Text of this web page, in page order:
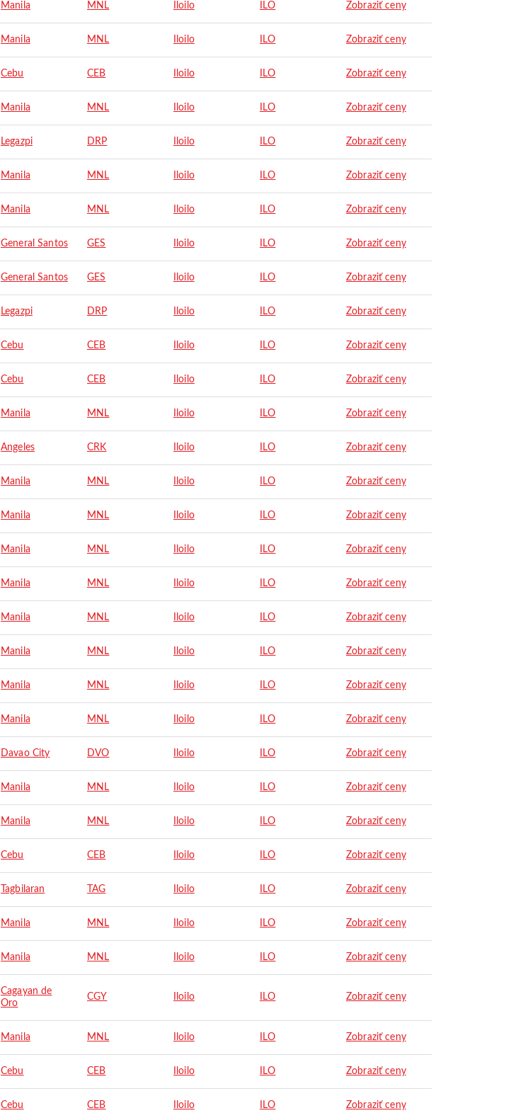
Manila MNL Iloilo ILO Zobraziť ceny
Manila MNL Iloilo ILO Zobraziť ceny
Cebu CEB Iloilo ILO Zobraziť ceny
Manila MNL Iloilo ILO Zobraziť ceny
Legazpi DRP Iloilo ILO Zobraziť ceny
Manila MNL Iloilo ILO Zobraziť ceny
Manila MNL Iloilo ILO Zobraziť ceny
General Santos GES Iloilo ILO Zobraziť ceny
General Santos GES Iloilo ILO Zobraziť ceny
Legazpi DRP Iloilo ILO Zobraziť ceny
Cebu CEB Iloilo ILO Zobraziť ceny
Cebu CEB Iloilo ILO Zobraziť ceny
Manila MNL Iloilo ILO Zobraziť ceny
Angeles CRK Iloilo ILO Zobraziť ceny
Manila MNL Iloilo ILO Zobraziť ceny
Manila MNL Iloilo ILO Zobraziť ceny
Manila MNL Iloilo ILO Zobraziť ceny
Manila MNL Iloilo ILO Zobraziť ceny
Manila MNL Iloilo ILO Zobraziť ceny
Manila MNL Iloilo ILO Zobraziť ceny
Manila MNL Iloilo ILO Zobraziť ceny
Manila MNL Iloilo ILO Zobraziť ceny
Davao City DVO Iloilo ILO Zobraziť ceny
Manila MNL Iloilo ILO Zobraziť ceny
Manila MNL Iloilo ILO Zobraziť ceny
Cebu CEB Iloilo ILO Zobraziť ceny
Tagbilaran TAG Iloilo ILO Zobraziť ceny
Manila MNL Iloilo ILO Zobraziť ceny
Manila MNL Iloilo ILO Zobraziť ceny
Cagayan de
Oro
CGY Iloilo ILO Zobraziť ceny
Manila MNL Iloilo ILO Zobraziť ceny
Cebu CEB Iloilo ILO Zobraziť ceny
Cebu CEB Iloilo ILO Zobraziť ceny